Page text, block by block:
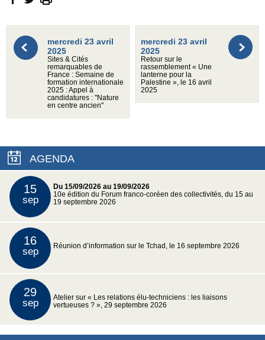
mercredi 23 avril
2025
Sites & Cités
remarquables de
France : Semaine de
formation internationale
2025 : Appel à
candidatures : "Nature
en centre ancien"
mercredi 23 avril
2025
Retour sur le
rassemblement « Une
lanterne pour la
Palestine », le 16 avril
2025
AGENDA
15
sep
Du 15/09/2026 au 19/09/2026
10e édition du Forum franco-coréen des collectivités, du 15 au
19 septembre 2026
16
sep Réunion d’information sur le Tchad, le 16 septembre 2026
29
sep
Atelier sur « Les relations élu-techniciens : les liaisons
vertueuses ? », 29 septembre 2026